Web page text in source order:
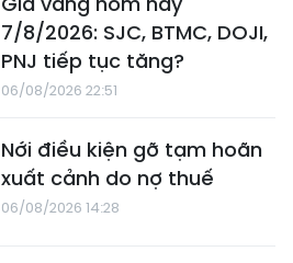
7/8/2026: SJC, BTMC, DOJI,
PNJ tiếp tục tăng?
06/08/2026 22:51
Nới điều kiện gỡ tạm hoãn
xuất cảnh do nợ thuế
06/08/2026 14:28